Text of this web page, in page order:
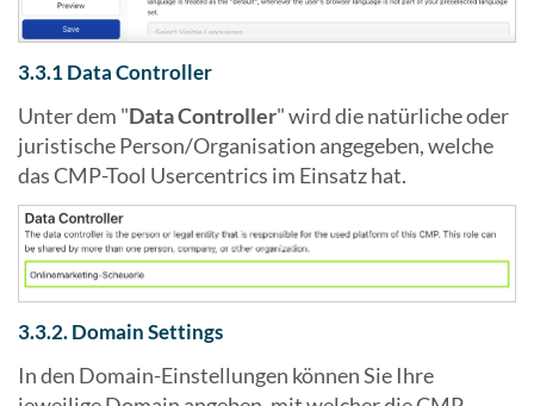
3.3.1 Data Controller
Unter dem "Data Controller" wird die natürliche oder
juristische Person/Organisation angegeben, welche
das CMP-Tool Usercentrics im Einsatz hat.
3.3.2. Domain Settings
In den Domain-Einstellungen können Sie Ihre